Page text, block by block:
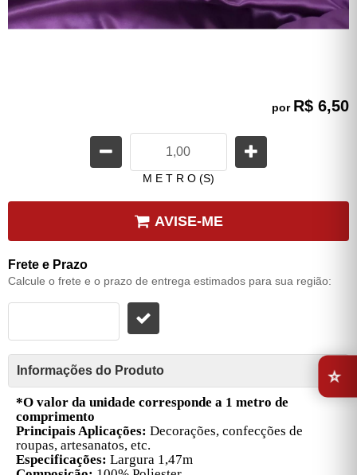
por R$ 6,50
M E T R O (S)
AVISE-ME
Frete e Prazo
Calcule o frete e o prazo de entrega estimados para sua região:
Informações do Produto
*O valor da unidade corresponde a 1 metro de
comprimento
Principais Aplicações: Decorações, confecções de
roupas, artesanatos, etc.
Especificações: Largura 1,47m
⭐